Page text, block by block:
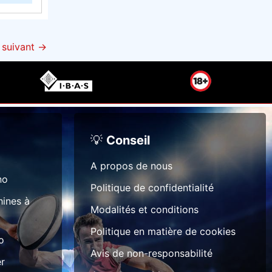
n
e
!
→
à
💡 Conseil
A propos de nous
Politique de confidentialité
Modalités et conditions
Politique en matière de cookies
Avis de non-responsabilité